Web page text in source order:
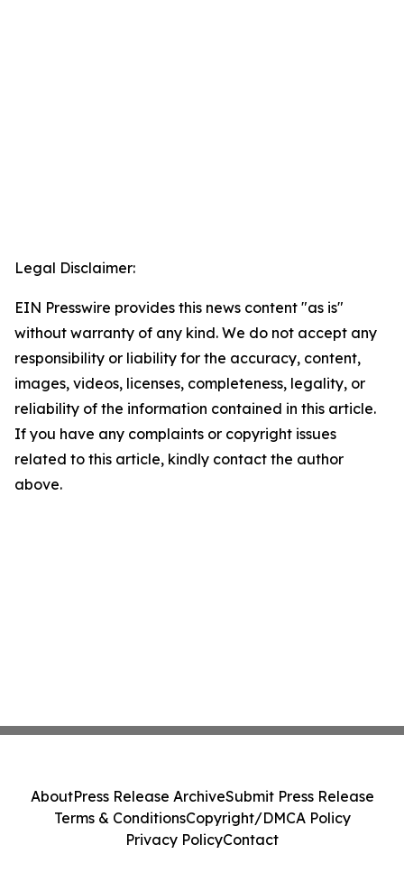
Legal Disclaimer:
EIN Presswire provides this news content "as is"
without warranty of any kind. We do not accept any
responsibility or liability for the accuracy, content,
images, videos, licenses, completeness, legality, or
reliability of the information contained in this article.
If you have any complaints or copyright issues
related to this article, kindly contact the author
above.
AboutPress Release ArchiveSubmit Press Release
Terms & ConditionsCopyright/DMCA Policy
Privacy PolicyContact